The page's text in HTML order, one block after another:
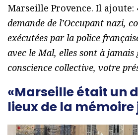
Marseille Provence. Il ajoute:
demande de l’Occupant nazi,
exécutées par la police
avec le Mal, elles sont à jamais
conscience collective, votre
«Marseille était un
lieux de la mémoire